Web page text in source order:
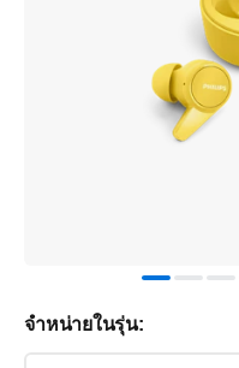
จำหน่ายในรุ่น: